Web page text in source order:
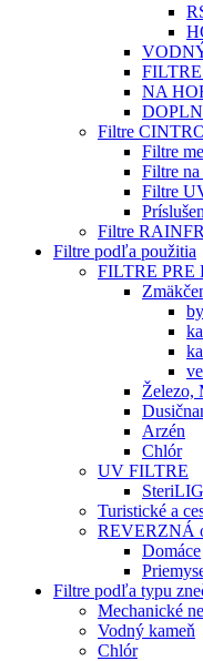
NA
Filtre
Filtre
Filtre
Filtre
Filtre
Filtre podľa použitia
FILTRE
Železo,
Arzén
Chlór
UV FILTRE
Turistické a
REVERZNÁ
Domáce
Filtre podľa typu
Mechanické
Vodný kameň
Chlór